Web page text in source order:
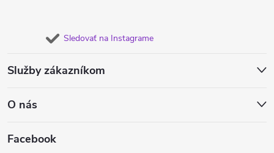
Sledovať na Instagrame
Služby zákazníkom
O nás
Facebook